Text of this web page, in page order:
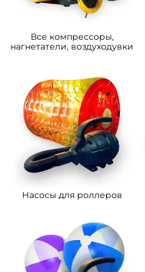
Все компрессоры,
нагнетатели, воздуходувки
Насосы для роллеров